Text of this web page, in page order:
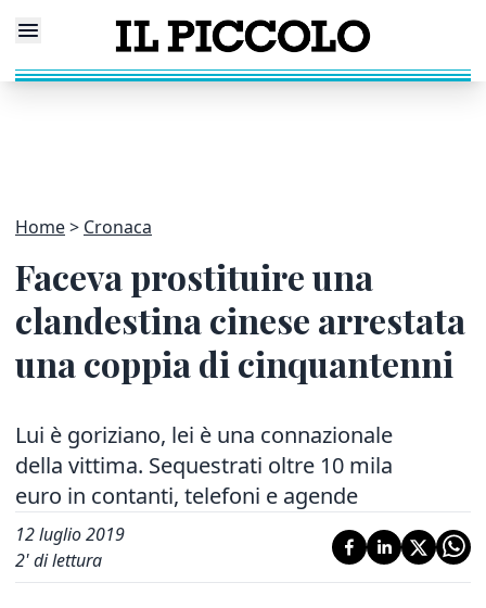
Home Cronaca
Faceva prostituire una
clandestina cinese arrestata
una coppia di cinquantenni
Lui è goriziano, lei è una connazionale
della vittima. Sequestrati oltre 10 mila
euro in contanti, telefoni e agende
12 luglio 2019
2' di lettura